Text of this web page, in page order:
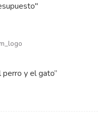
perro y el gato”